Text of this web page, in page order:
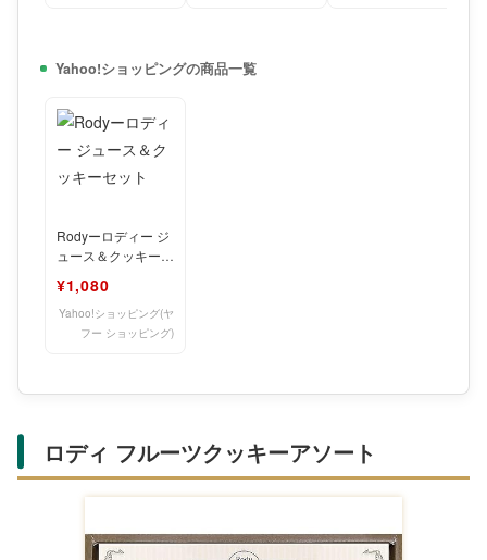
Yahoo!ショッピングの商品一覧
Rodyーロディー ジ
ュース＆クッキーセ
¥1,080
Yahoo!ショッピング(ヤ
フー ショッピング)
ロディ フルーツクッキーアソート